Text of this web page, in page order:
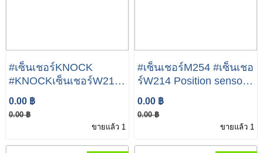
#เซ็นเชอร์KNOCK
#KNOCKเซ็นเชอร์W214
Mercedes-Benz E Class
E300 E350e
0.00 ฿
0.00 ฿
ขายแล้ว 1
#เซ็นเชอร์M254 #เซ็นเชอ
ร์W214 Position sensor
A254 905 36 00
Mercedes-Benz E Class
E300 E350e
0.00 ฿
0.00 ฿
ขายแล้ว 1